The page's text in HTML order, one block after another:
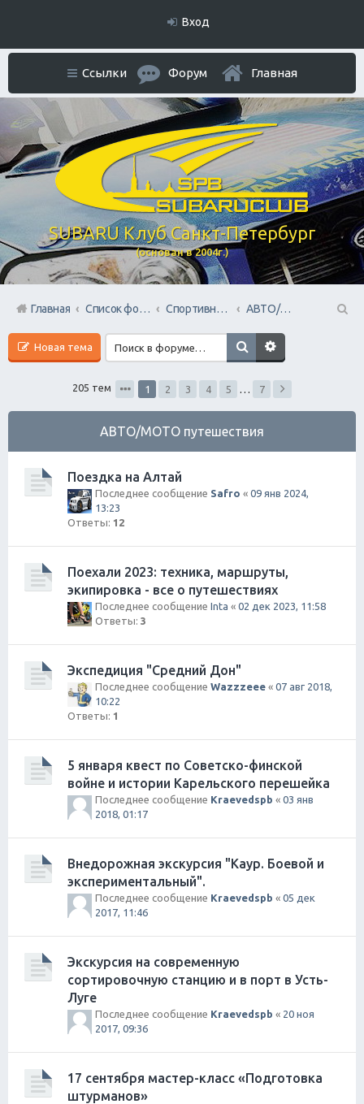
Вход
SUBARU Клуб Санкт-Петербург
(основан в 2004г.)
Ссылки Форум Главная
Главная Список форумов Спортивный раздел
АВТО/МОТО путешествия
Новая тема
205 тем 1 2 3 4 5 7
АВТО/МОТО путешествия
Поездка на Алтай
Последнее сообщение Safro « 09 янв 2024,
13:23
Ответы: 12
Поехали 2023: техника, маршруты,
экипировка - все о путешествиях
Последнее сообщение Inta « 02 дек 2023, 11:58
Ответы: 3
Экспедиция "Средний Дон"
Последнее сообщение Wazzzeee « 07 авг 2018,
10:22
Ответы: 1
5 января квест по Советско-финской
войне и истории Карельского перешейка
Последнее сообщение Kraevedspb « 03 янв
2018, 01:17
Внедорожная экскурсия "Каур. Боевой и
экспериментальный".
Последнее сообщение Kraevedspb « 05 дек
2017, 11:46
Экскурсия на современную
сортировочную станцию и в порт в Усть-
Луге
Последнее сообщение Kraevedspb « 20 ноя
2017, 09:36
17 сентября мастер-класс «Подготовка
штурманов»